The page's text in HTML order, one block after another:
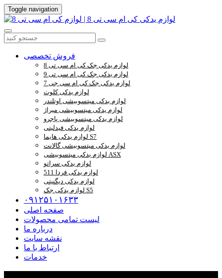
Toggle navigation
فروش تخصصی
لوازم یدکی جک کی ام سی تی 8
لوازم یدکی جک کی ام سی تی 9
لوازم یدکی جک کی ام سی جی 7
لوازم یدکی کلوت
لوازم یدکی میتسوبیشی اوتلندر
لوازم یدکی میتسوبیشی میراژ
لوازم یدکی میتسوبیشی پاجرو
لوازم یدکی فیدلیتی
لوازم یدکی هایما S7
لوازم یدکی میتسوبیشی گالانت
لوازم یدکی میتسوبیشی ASX
لوازم یدکی سراتو
لوازم یدکی فردا 511
لوازم یدکی دیگنیتی
لوازم یدکی جک S5
۰۹۱۲۵۱۰۱۶۳۳
صفحه اصلی
لیست تمامی محصولات
درباره ما
نقشه سایت
ارتباط با ما
خدمات